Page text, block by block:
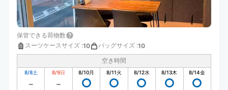
保管できる荷物数
スーツケースサイズ :10 バッグサイズ :10
空き時間
8/8土 8/9日 8/10月 8/11火 8/12水 8/13木 8/14金